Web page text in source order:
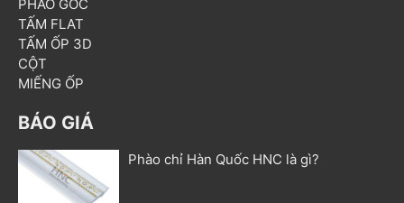
PHÀO GÓC
TẤM FLAT
TẤM ỐP 3D
CỘT
MIẾNG ỐP
BÁO GIÁ
Phào chỉ Hàn Quốc HNC là gì?